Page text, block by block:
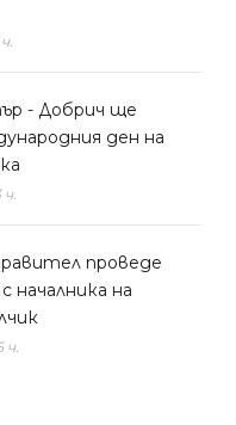
- Добрич ще
ден на
ч.
проведе
началника на
ч.